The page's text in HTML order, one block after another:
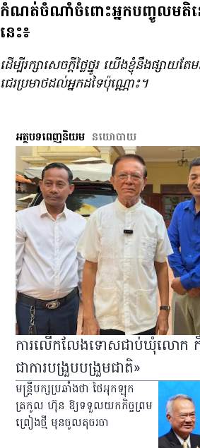
កំណត់ចំណាំចំពោះអ្នកបញ្ចូលមតិន
នេះ៖
ដើម្បី​រក្សា​សេចក្ដី​ថ្លៃថ្នូរ យើង​ខ្ញុំ​នឹង​ផ្សា
ជេរ​ប្រមាថ​ដល់​អ្នក​ដទៃ​ប៉ុណ្ណោះ។
អត្ថបទពេញនិយម នយោបាយ
ការលើកលែងទោសជាប់ឃុំលោក
ជាការបង្រួបបង្រួមជាតិ»
មន្ត្រីបក្សប្រឆាំងថា ថៃអុកឡុក
ត្រកូល ហ៊ុន ឱ្យទទួលយកកិច្ចព្រម
ព្រៀងថ្មី មុនចូលតុចរចា